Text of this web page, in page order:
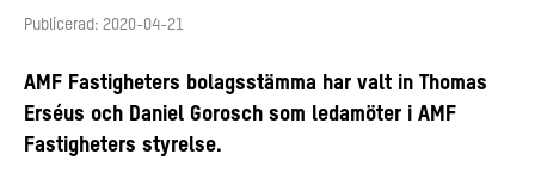
Publicerad: 2020-04-21
AMF Fastigheters bolagsstämma har valt in Thomas
Erséus och Daniel Gorosch som ledamöter i AMF
Fastigheters styrelse.